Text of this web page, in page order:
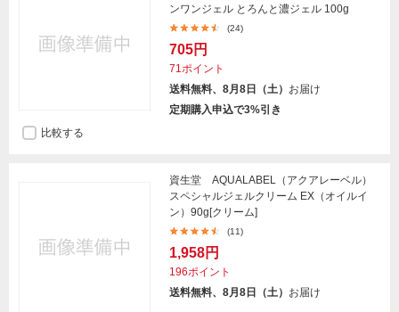
ンワンジェル とろんと濃ジェル 100g
(24)
705円
71ポイント
送料無料、8月8日（土） お届け
定期購入申込で3%引き
比較する
資生堂 AQUALABEL（アクアレーベル）
スペシャルジェルクリーム EX（オイルイ
ン）90g[クリーム]
(11)
1,958円
196ポイント
送料無料、8月8日（土） お届け